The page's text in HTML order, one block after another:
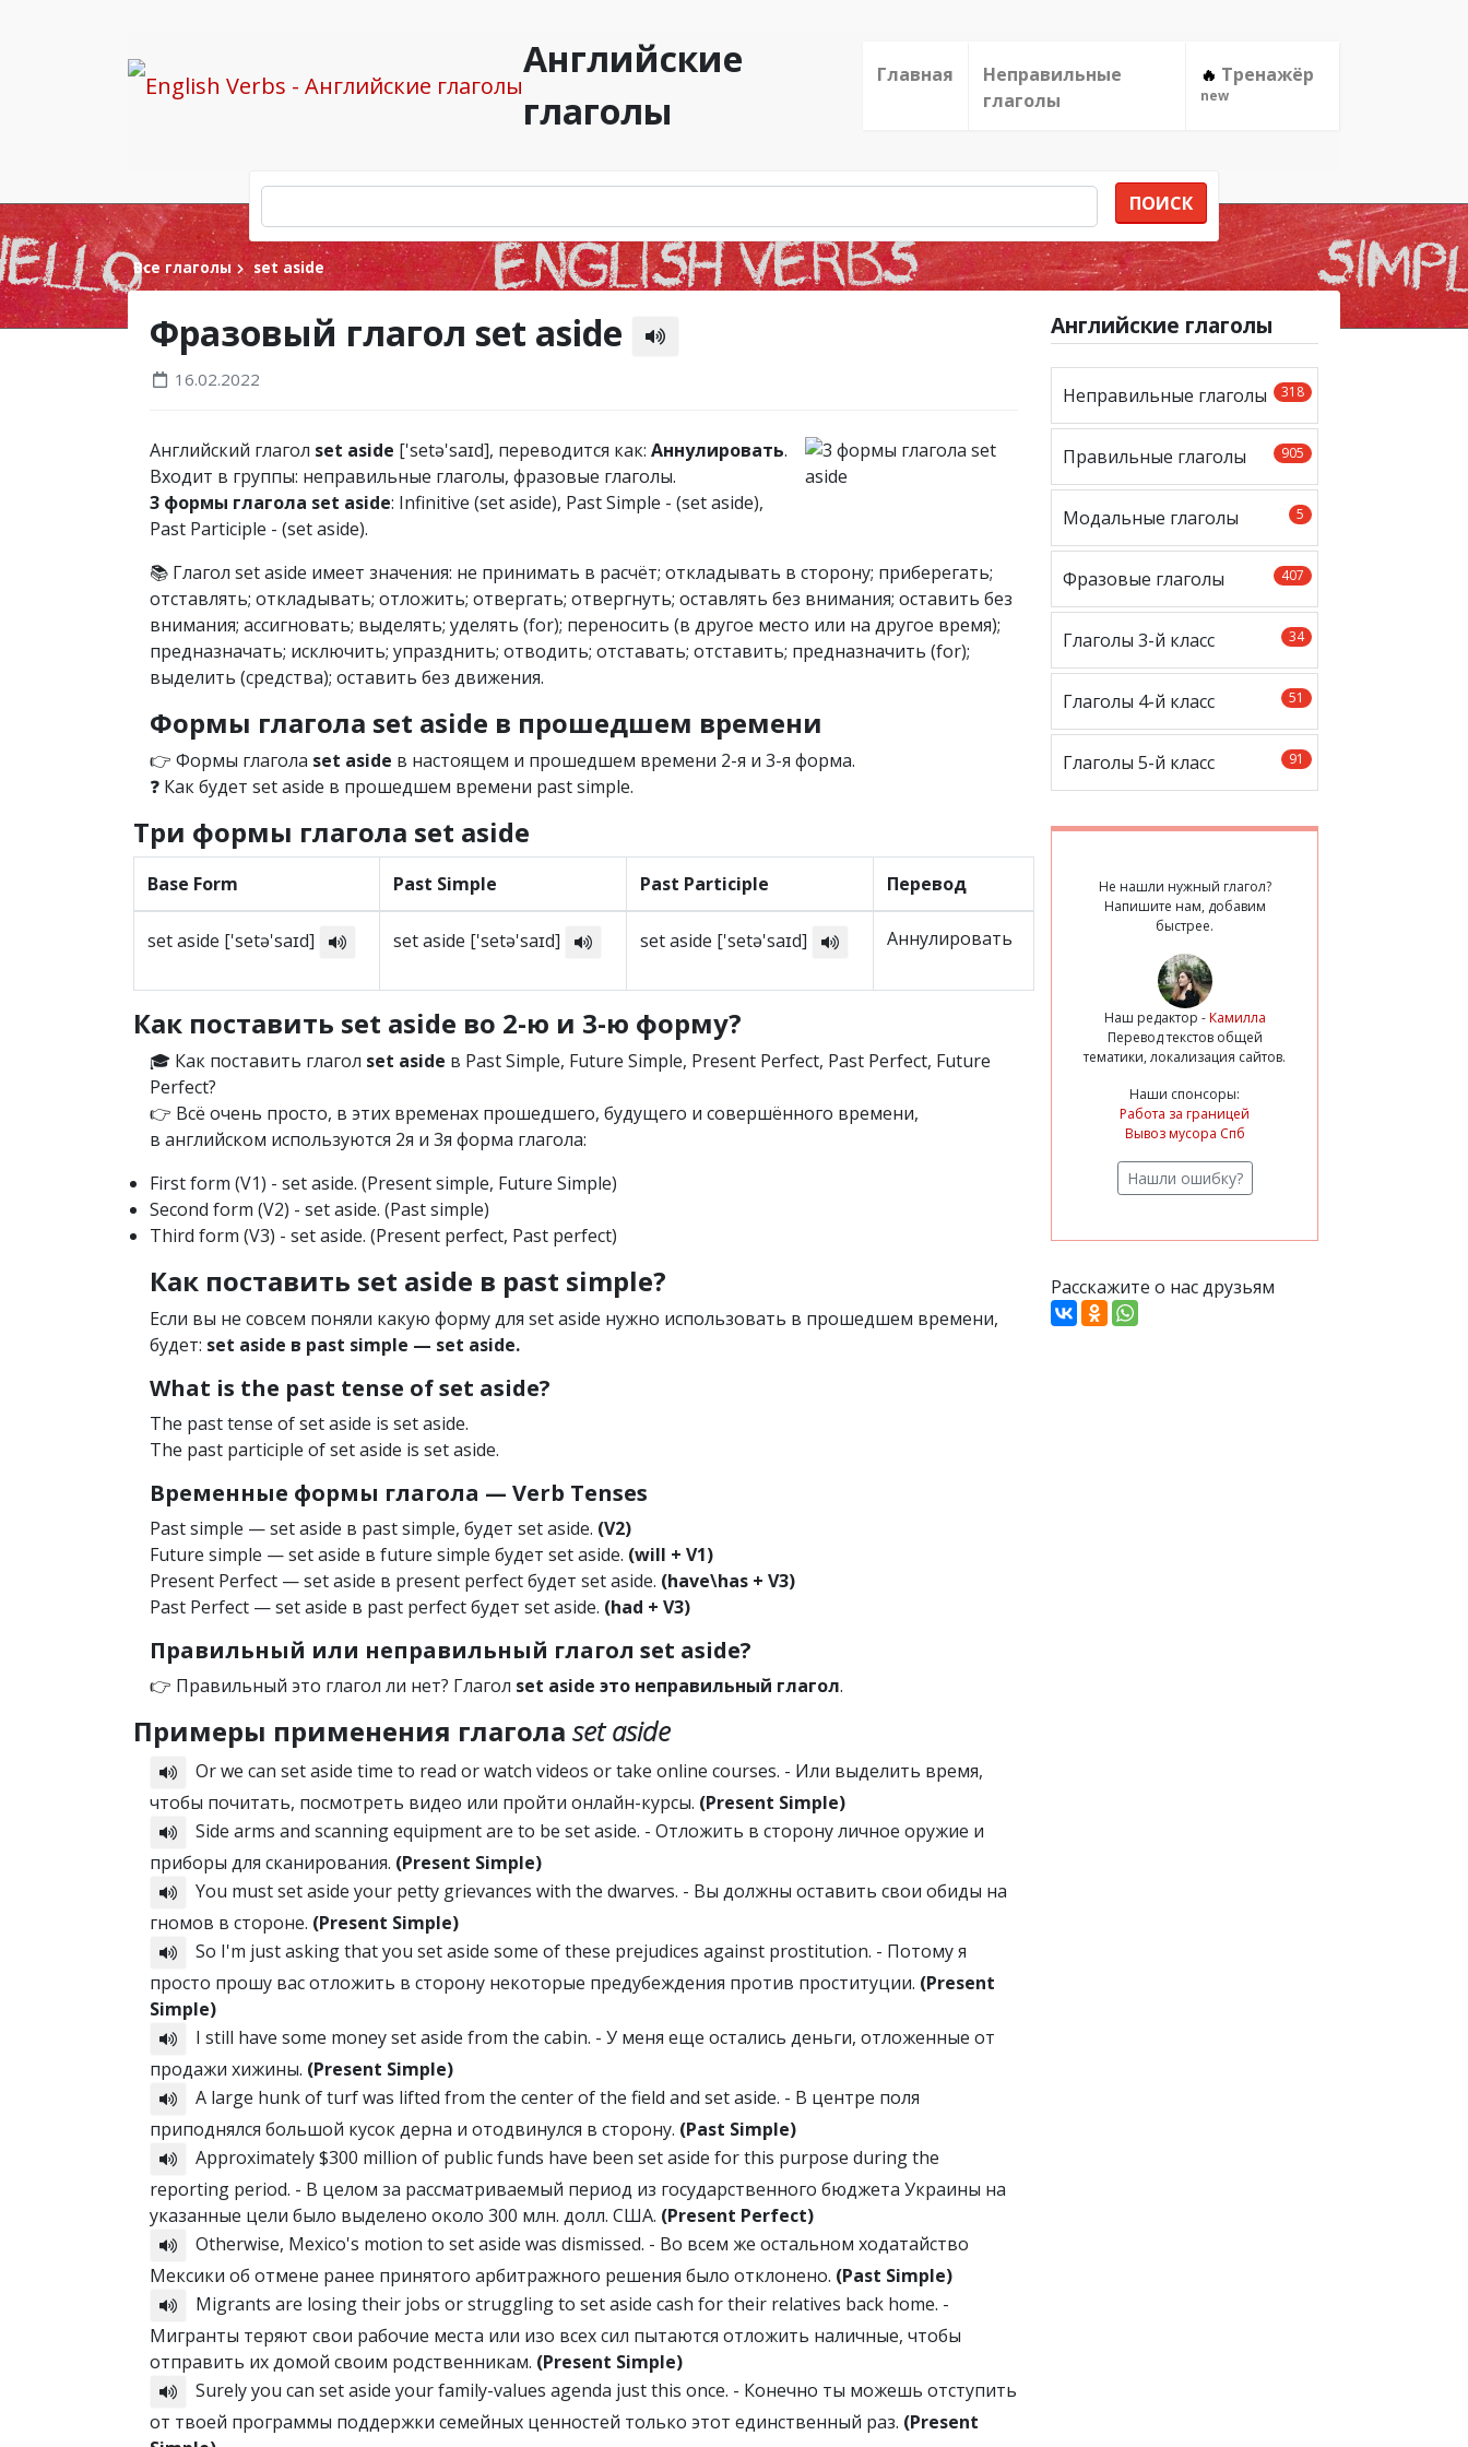
Английские
глаголы
Главная
Неправильные
глаголы
🔥 Тренажёр
new
ПОИСК
Все глаголы set aside
Фразовый глагол set aside
16.02.2022
Английский глагол set aside ['setə'saɪd], переводится как: Аннулировать.
Входит в группы: неправильные глаголы, фразовые глаголы.
3 формы глагола set aside: Infinitive (set aside), Past Simple - (set aside),
Past Participle - (set aside).
📚 Глагол set aside имеет значения: не принимать в расчёт; откладывать в сторону; приберегать;
отставлять; откладывать; отложить; отвергать; отвергнуть; оставлять без внимания; оставить без
внимания; ассигновать; выделять; уделять (for); переносить (в другое место или на другое время);
предназначать; исключить; упразднить; отводить; отставать; отставить; предназначить (for);
выделить (средства); оставить без движения.
Формы глагола set aside в прошедшем времени
👉 Формы глагола set aside в настоящем и прошедшем времени 2-я и 3-я форма.
❓ Как будет set aside в прошедшем времени past simple.
Три формы глагола set aside
Base Form Past Simple Past Participle Перевод
set aside ['setə'saɪd] set aside ['setə'saɪd] set aside ['setə'saɪd] Аннулировать
Как поставить set aside во 2-ю и 3-ю форму?
🎓 Как поставить глагол set aside в Past Simple, Future Simple, Present Perfect, Past Perfect, Future
Perfect?
👉 Всё очень просто, в этих временах прошедшего, будущего и совершённого времени,
в английском используются 2я и 3я форма глагола:
First form (V1) - set aside. (Present simple, Future Simple)
Second form (V2) - set aside. (Past simple)
Third form (V3) - set aside. (Present perfect, Past perfect)
Как поставить set aside в past simple?
Если вы не совсем поняли какую форму для set aside нужно использовать в прошедшем времени,
будет: set aside в past simple — set aside.
What is the past tense of set aside?
The past tense of set aside is set aside.
The past participle of set aside is set aside.
Временные формы глагола — Verb Tenses
Past simple — set aside в past simple, будет set aside. (V2)
Future simple — set aside в future simple будет set aside. (will + V1)
Present Perfect — set aside в present perfect будет set aside. (have\has + V3)
Past Perfect — set aside в past perfect будет set aside. (had + V3)
Правильный или неправильный глагол set aside?
👉 Правильный это глагол ли нет? Глагол set aside это неправильный глагол.
Примеры применения глагола set aside
Or we can set aside time to read or watch videos or take online courses. - Или выделить время,
чтобы почитать, посмотреть видео или пройти онлайн-курсы. (Present Simple)
Side arms and scanning equipment are to be set aside. - Отложить в сторону личное оружие и
приборы для сканирования. (Present Simple)
You must set aside your petty grievances with the dwarves. - Вы должны оставить свои обиды на
гномов в стороне. (Present Simple)
So I'm just asking that you set aside some of these prejudices against prostitution. - Потому я
просто прошу вас отложить в сторону некоторые предубеждения против проституции. (Present
Simple)
I still have some money set aside from the cabin. - У меня еще остались деньги, отложенные от
продажи хижины. (Present Simple)
A large hunk of turf was lifted from the center of the field and set aside. - В центре поля
приподнялся большой кусок дерна и отодвинулся в сторону. (Past Simple)
Approximately $300 million of public funds have been set aside for this purpose during the
reporting period. - В целом за рассматриваемый период из государственного бюджета Украины на
указанные цели было выделено около 300 млн. долл. США. (Present Perfect)
Otherwise, Mexico's motion to set aside was dismissed. - Во всем же остальном ходатайство
Мексики об отмене ранее принятого арбитражного решения было отклонено. (Past Simple)
Migrants are losing their jobs or struggling to set aside cash for their relatives back home. -
Мигранты теряют свои рабочие места или изо всех сил пытаются отложить наличные, чтобы
отправить их домой своим родственникам. (Present Simple)
Surely you can set aside your family-values agenda just this once. - Конечно ты можешь отступить
от твоей программы поддержки семейных ценностей только этот единственный раз. (Present
Английские глаголы
318
Неправильные глаголы
905
Правильные глаголы
5
Модальные глаголы
407
Фразовые глаголы
34
Глаголы 3-й класс
51
Глаголы 4-й класс
91
Глаголы 5-й класс
Не нашли нужный глагол?
Напишите нам, добавим
быстрее.
Наш редактор -Камилла
Перевод текстов общей
тематики, локализация сайтов.
Наши спонсоры:
Работа за границей
Вывоз мусора Спб
Нашли ошибку?
Расскажите о нас друзьям